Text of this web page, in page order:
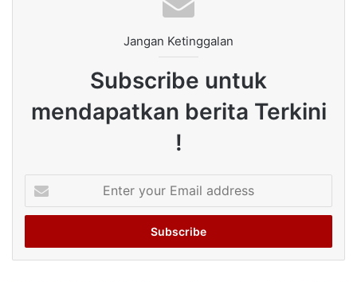
Jangan Ketinggalan
Subscribe untuk
mendapatkan berita Terkini
!
your
Email